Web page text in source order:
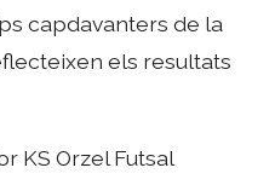
capdavanters de la
els resultats
KS Orzel Futsal